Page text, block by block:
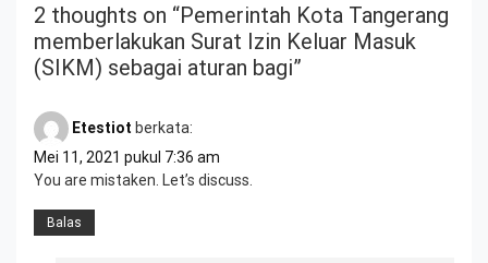
2 thoughts on “Pemerintah Kota Tangerang
memberlakukan Surat Izin Keluar Masuk
(SIKM) sebagai aturan bagi”
Etestiot berkata:
Mei 11, 2021 pukul 7:36 am
You are mistaken. Let’s discuss.
Balas